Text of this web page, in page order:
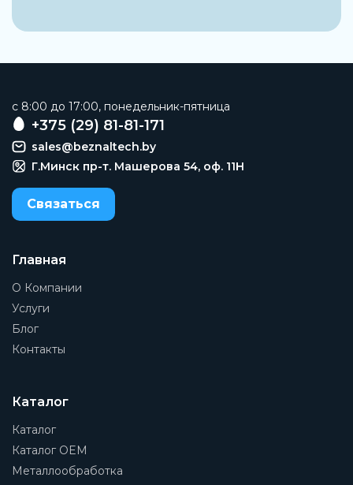
c 8:00 до 17:00, понедельник-пятница
+375 (29) 81-81-171
sales@beznaltech.by
Г.Минск пр-т. Машерова 54, оф. 11H
Связаться
Главная
О Компании
Услуги
Блог
Контакты
Каталог
Каталог
Каталог OEM
Металлообработка